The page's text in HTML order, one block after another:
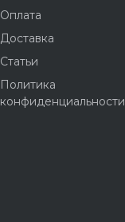
Оплата
Доставка
Статьи
Политика
конфиденциальности